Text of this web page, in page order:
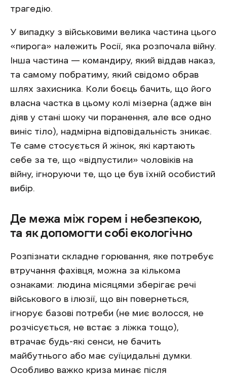
трагедію.
У випадку з військовими велика частина цього
«пирога» належить Росії, яка розпочала війну.
Інша частина — командиру, який віддав наказ,
та самому побратиму, який свідомо обрав
шлях захисника. Коли боєць бачить, що його
власна частка в цьому колі мізерна (адже він
діяв у стані шоку чи поранення, але все одно
виніс тіло), надмірна відповідальність зникає.
Те саме стосується й жінок, які картають
себе за те, що «відпустили» чоловіків на
війну, ігноруючи те, що це був їхній особистий
вибір.
Де межа між горем і небезпекою,
та як допомогти собі екологічно
Розпізнати складне горювання, яке потребує
втручання фахівця, можна за кількома
ознаками: людина місяцями зберігає речі
військового в ілюзії, що він повернеться,
ігнорує базові потреби (не миє волосся, не
розчісується, не встає з ліжка тощо),
втрачає будь-які сенси, не бачить
майбутнього або має суїцидальні думки.
Особливо важко криза минає після